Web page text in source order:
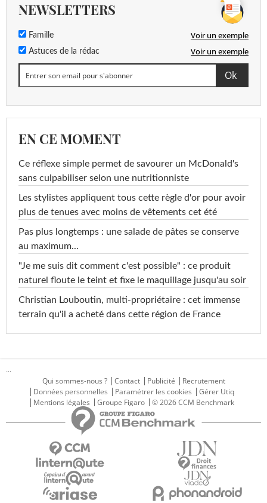
NEWSLETTERS
Famille Voir un exemple
Astuces de la rédac Voir un exemple
EN CE MOMENT
Ce réflexe simple permet de savourer un McDonald's
sans culpabiliser selon une nutritionniste
Les stylistes appliquent tous cette règle d'or pour avoir
plus de tenues avec moins de vêtements cet été
Pas plus longtemps : une salade de pâtes se conserve
au maximum...
"Je me suis dit comment c'est possible" : ce produit
naturel floute le teint et fixe le maquillage jusqu'au soir
Christian Louboutin, multi-propriétaire : cet immense
terrain qu'il a acheté dans cette région de France
...
Qui sommes-nous ?
Contact Publicité
Recrutement
Données personnelles
Paramétrer les cookies
Gérer Utiq
Mentions légales
Groupe Figaro © 2026 CCM Benchmark